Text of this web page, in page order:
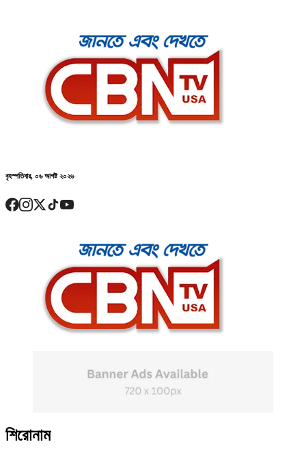
বৃহস্পতিবার, ০৬ আগষ্ট ২০২৬
শিরোনাম